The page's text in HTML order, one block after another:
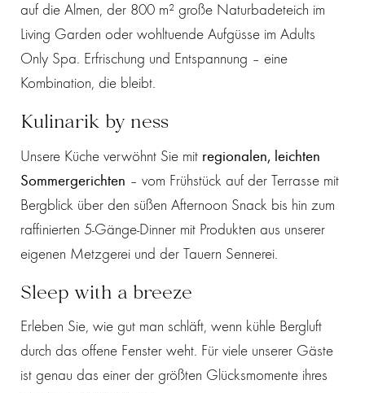
auf die Almen, der 800 m² große Naturbadeteich im
Living Garden oder wohltuende Aufgüsse im Adults
Only Spa. Erfrischung und Entspannung – eine
Kombination, die bleibt.
Kulinarik by ness
Unsere Küche verwöhnt Sie mit regionalen, leichten
Sommergerichten – vom Frühstück auf der Terrasse mit
Bergblick über den süßen Afternoon Snack bis hin zum
raffinierten 5-Gänge-Dinner mit Produkten aus unserer
eigenen Metzgerei und der Tauern Sennerei.
Sleep with a breeze
Erleben Sie, wie gut man schläft, wenn kühle Bergluft
durch das offene Fenster weht. Für viele unserer Gäste
ist genau das einer der größten Glücksmomente ihres